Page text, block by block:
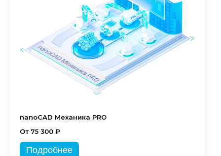
nanoCAD Механика PRO
От 75 300 ₽
Подробнее